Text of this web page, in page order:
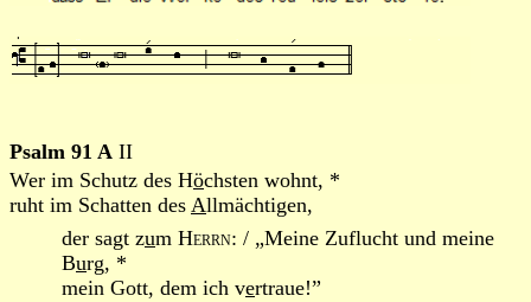
Psalm 91 A II
Wer im Schutz des Höchsten wohnt, *
ruht im Schatten des Allmächtigen,
der sagt zum Herrn: / „Meine Zuflucht und meine
Burg, *
mein Gott, dem ich vertraue!”